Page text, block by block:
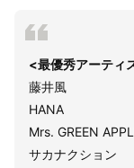
<最優秀アーティ
藤井風
HANA
Mrs. GREEN
サカナクション